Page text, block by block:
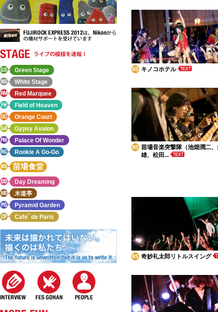
キノコホテル
苗場音楽突撃隊（池畑潤二
雄、松田...
奇妙礼太郎リトルスイング
Green Stage
White Stage
Red Marquee
Field of Heaven
Orange Court
Gypsy Avalon
Palace Of Wonder
Rookie A Go-Go
苗場食堂
Day Dreaming
木道亭
Pyramid Garden
Cafe´ de Paris